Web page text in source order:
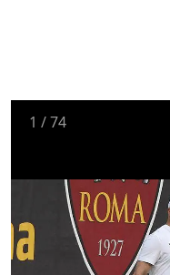
1 /74